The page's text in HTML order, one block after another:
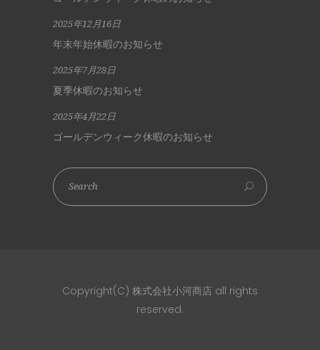
2025年12月16日
年末年始休暇のお知らせ
2025年7月28日
夏季休暇のお知らせ
2025年4月22日
ゴールデンウィーク休暇のお知らせ
Copyright(C) 株式会社小河商店 all rights
reserved.